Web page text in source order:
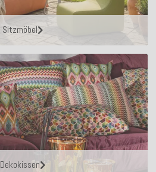
Sitzmöbel
Dekokissen